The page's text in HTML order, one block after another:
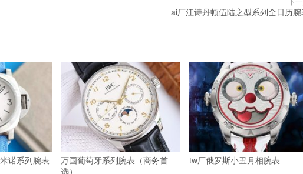
ai厂江诗丹顿伍陆之型系列全日历
诺系列腕表
万国葡萄牙系列腕表（商务首
选）
tw厂俄罗斯小丑月相腕表